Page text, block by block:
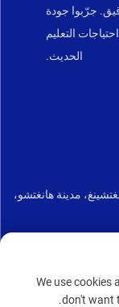
جرّبوا جودة
التعليم
الحديث.
مدينة هانغتشو،
We use cookies
don't want